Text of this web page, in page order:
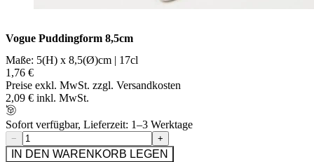
Vogue Puddingform 8,5cm
Maße: 5(H) x 8,5(Ø)cm | 17cl
1,76 €
Preise exkl. MwSt. zzgl. Versandkosten
2,09 € inkl. MwSt.
Sofort verfügbar, Lieferzeit: 1–3 Werktage
− +
IN DEN WARENKORB LEGEN